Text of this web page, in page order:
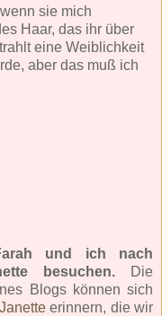
sie mich
Haar, das ihr über
eine Weiblichkeit
aber das muß ich
und ich nach
besuchen.Die
Blogs können sich
erinnern, die wir